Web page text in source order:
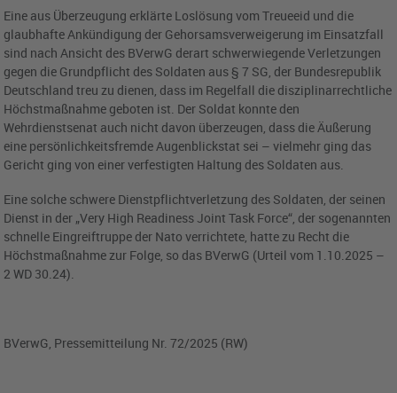
Eine aus Überzeugung erklärte Loslösung vom Treueeid und die
glaubhafte Ankündigung der Gehorsamsverweigerung im Einsatzfall
sind nach Ansicht des BVerwG derart schwerwiegende Verletzungen
gegen die Grundpflicht des Soldaten aus § 7 SG, der Bundesrepublik
Deutschland treu zu dienen, dass im Regelfall die disziplinarrechtliche
Höchstmaßnahme geboten ist. Der Soldat konnte den
Wehrdienstsenat auch nicht davon überzeugen, dass die Äußerung
eine persönlichkeitsfremde Augenblickstat sei – vielmehr ging das
Gericht ging von einer verfestigten Haltung des Soldaten aus.
Eine solche schwere Dienstpflichtverletzung des Soldaten, der seinen
Dienst in der „Very High Readiness Joint Task Force“, der sogenannten
schnelle Eingreiftruppe der Nato verrichtete, hatte zu Recht die
Höchstmaßnahme zur Folge, so das BVerwG (Urteil vom 1.10.2025 –
2 WD 30.24).
BVerwG, Pressemitteilung Nr. 72/2025 (RW)